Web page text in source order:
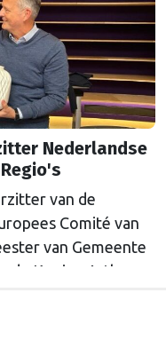
Nederlandse
van de
Comité van
van Gemeente
de Koning Arthur
in hun